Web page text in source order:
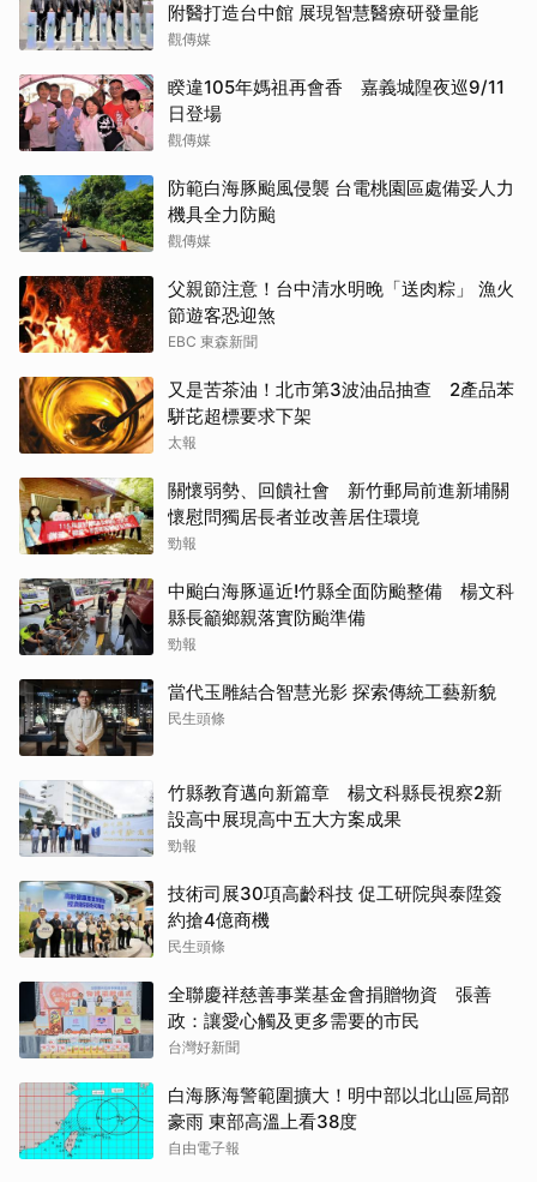
附醫打造台中館 展現智慧醫療研發量能
觀傳媒
睽違105年媽祖再會香 嘉義城隍夜巡9/11
日登場
觀傳媒
防範白海豚颱風侵襲 台電桃園區處備妥人力
機具全力防颱
觀傳媒
父親節注意！台中清水明晚「送肉粽」 漁火
節遊客恐迎煞
EBC 東森新聞
又是苦茶油！北市第3波油品抽查 2產品苯
駢芘超標要求下架
太報
關懷弱勢、回饋社會 新竹郵局前進新埔關
懷慰問獨居長者並改善居住環境
勁報
中颱白海豚逼近!竹縣全面防颱整備 楊文科
縣長籲鄉親落實防颱準備
勁報
當代玉雕結合智慧光影 探索傳統工藝新貌
民生頭條
竹縣教育邁向新篇章 楊文科縣長視察2新
設高中展現高中五大方案成果
勁報
技術司展30項高齡科技 促工研院與泰陞簽
約搶4億商機
民生頭條
全聯慶祥慈善事業基金會捐贈物資 張善
政：讓愛心觸及更多需要的市民
台灣好新聞
白海豚海警範圍擴大！明中部以北山區局部
豪雨 東部高溫上看38度
自由電子報